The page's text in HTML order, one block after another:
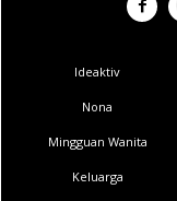
Ideaktiv
Nona
Mingguan Wanita
Keluarga